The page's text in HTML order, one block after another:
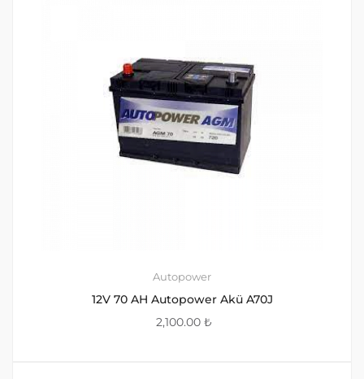
Autopower
12V 70 AH Autopower Akü A70J
2,100.00 ₺